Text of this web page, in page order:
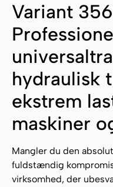
Variant
hydraulisk
ekstrem
maskiner
Mangler du den
fuldstændig
virksomhed, der